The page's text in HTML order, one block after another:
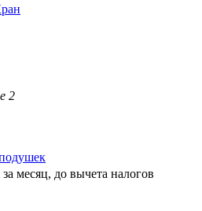
2
за месяц, до вычета налогов